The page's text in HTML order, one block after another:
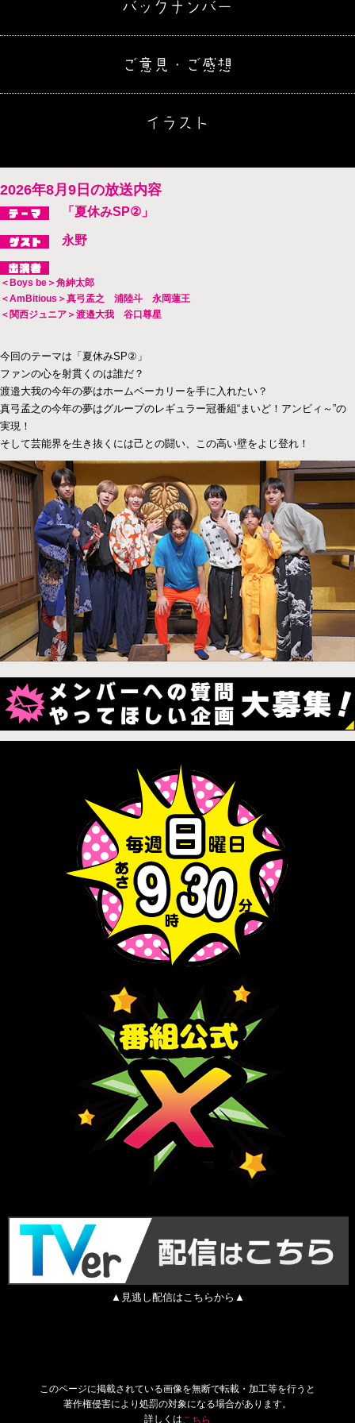
バックナンバー
ご意見・ご感想
イラスト
2026年8月9日の放送内容
「夏休みSP②」
永野
＜Boys be＞角紳太郎
＜AmBitious＞真弓孟之 浦陸斗 永岡蓮王
＜関西ジュニア＞渡邉大我 谷口尊星
今回のテーマは「夏休みSP②」
ファンの心を射貫くのは誰だ？
渡邉大我の今年の夢はホームベーカリーを手に入れたい？
真弓孟之の今年の夢はグループのレギュラー冠番組“まいど！アンビィ～”の
実現！
そして芸能界を生き抜くには己との闘い、この高い壁をよじ登れ！
▲見逃し配信はこちらから▲
このページに掲載されている画像を無断で転載・加工等を行うと
著作権侵害により処罰の対象になる場合があります。
詳しくは こちら